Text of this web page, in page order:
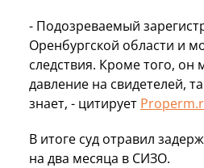
- Подозреваемый
Оренбургской области и
следствия. Кроме того, он
давление на свидетелей,
знает, - цитирует
В итоге суд отравил
на два месяца в СИЗО.